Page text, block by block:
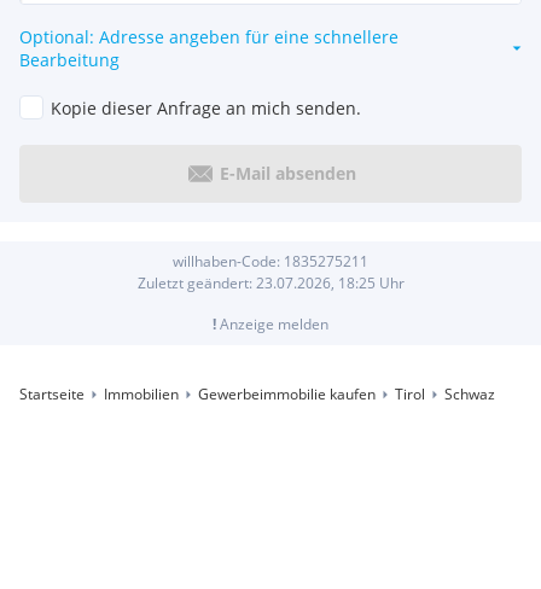
Optional: Adresse angeben für eine schnellere
Bearbeitung
Kopie dieser Anfrage an mich senden.
E-Mail absenden
willhaben-Code: 1835275211
Zuletzt geändert: 23.07.2026, 18:25 Uhr
!Anzeige melden
Startseite Immobilien Gewerbeimmobilie kaufen Tirol Schwaz